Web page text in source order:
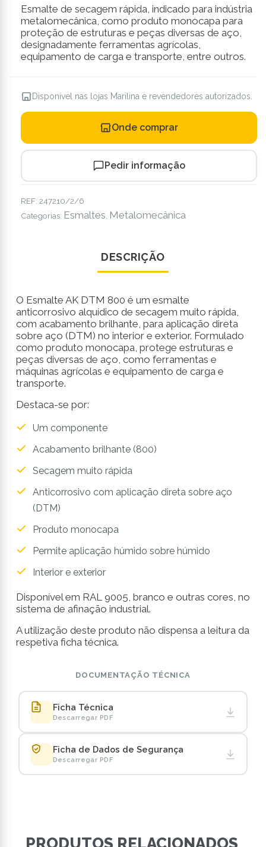
Esmalte de secagem rápida, indicado para indústria
metalomecânica, como produto monocapa para
proteção de estruturas e peças diversas de aço,
designadamente ferramentas agrícolas,
equipamento de carga e transporte, entre outros.
Disponível nas lojas Marilina e revendedores autorizados.
Onde comprar
Pedir informação
REF: 247210/2/6
Categorias: Esmaltes Metalomecânica
DESCRIÇÃO
O Esmalte AK DTM 800 é um esmalte
anticorrosivo alquídico de secagem muito rápida,
com acabamento brilhante, para aplicação direta
sobre aço (DTM) no interior e exterior. Formulado
como produto monocapa, protege estruturas e
peças diversas de aço, como ferramentas e
máquinas agrícolas e equipamento de carga e
transporte.
Destaca-se por:
Um componente
Acabamento brilhante (800)
Secagem muito rápida
Anticorrosivo com aplicação direta sobre aço
(DTM)
Produto monocapa
Permite aplicação húmido sobre húmido
Interior e exterior
Disponível em RAL 9005, branco e outras cores, no
sistema de afinação industrial.
A utilização deste produto não dispensa a leitura da
respetiva ficha técnica.
DOCUMENTAÇÃO TÉCNICA
Ficha Técnica
Descarregar PDF
Ficha de Dados de Segurança
Descarregar PDF